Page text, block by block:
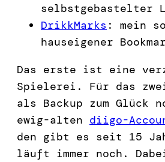
selbstgebastelter
DrikkMarks : mein
hauseigener
Das erste ist eine
Spielerei. Für das
als Backup zum Glück
ewig-alten diigo-
den gibt es seit 15
läuft immer noch.